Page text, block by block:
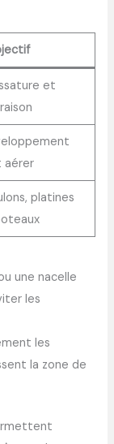
et
aérer
platines
une nacelle
les
les
la zone de